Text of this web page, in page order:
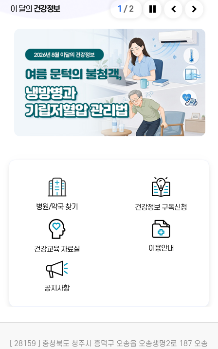
실내외 온도 차와 건조한 환경으로 인해 냉방병도 나
와 충분한 휴식을 통해 대부분 예방 및 관리할 수 있
이 달의 건강정보 1 / 2
병원/약국 찾기 건강정보 구독신청
건강교육 자료실 이용안내
공지사항
[ 28159 ] 충청북도 청주시 흥덕구 오송읍 오송생명2로 187 오송